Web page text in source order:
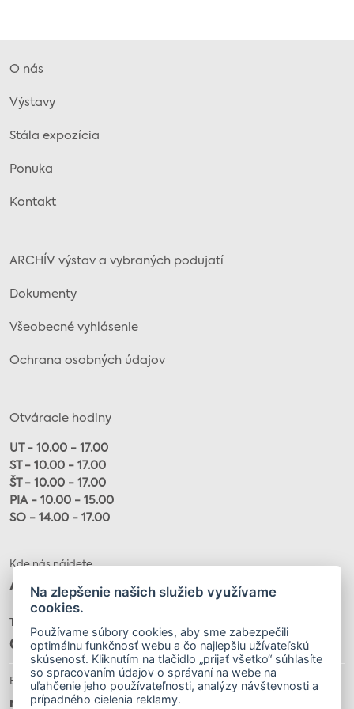
O nás
Výstavy
Stála expozícia
Ponuka
Kontakt
ARCHÍV výstav a vybraných podujatí
Dokumenty
Všeobecné vyhlásenie
Ochrana osobných údajov
Otváracie hodiny
UT - 10.00 - 17.00
ST - 10.00 - 17.00
ŠT - 10.00 - 17.00
PIA - 10.00 - 15.00
SO - 14.00 - 17.00
Kde nás nájdete
Alžbetina 20, 040 01
055 / 622 32 34
E-mail
muzeumloffler@gmail.com
Na zlepšenie našich služieb využívame
cookies.
Používame súbory cookies, aby sme zabezpečili
optimálnu funkčnosť webu a čo najlepšiu užívateľskú
skúsenosť. Kliknutím na tlačidlo „prijať všetko“ súhlasíte
so spracovaním údajov o správaní na webe na
uľahčenie jeho používateľnosti, analýzy návštevnosti a
prípadného cielenia reklamy.